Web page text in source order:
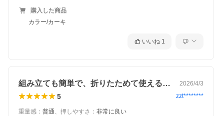
購入した商品
カラー/カーキ
いいね 1
組み立ても簡単で、折りたためて使えるの… 2026/4/3
5 zzt********
重量感 ： 普通、 押しやすさ ： 非常に良い